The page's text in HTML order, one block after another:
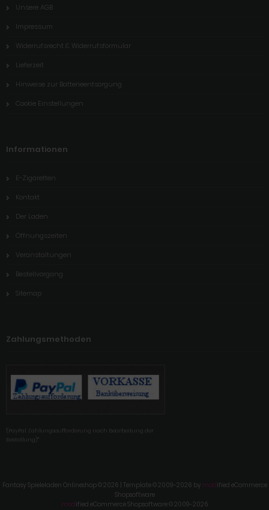
Unsere AGB
Impressum
Widerrufsrecht & Widerrufsformular
Lieferzeit
Hinweise zur Batterieentsorgung
Cookie Einstellungen
Informationen
E-Zigaretten
Kontakt
Der Laden
Öffnungszeiten
Veranstaltungen
Bestellvorgang
Sitemap
Zahlungsmethoden
'(PayPal Zahlungsaufforderung nach Bearbeitung der
Bestellung)'"
Fantasy Spieleladen Onlineshop © 2026 | Template © 2009-2026 by modified eCommerce
Shopsoftware
modified eCommerce Shopsoftware © 2009-2026